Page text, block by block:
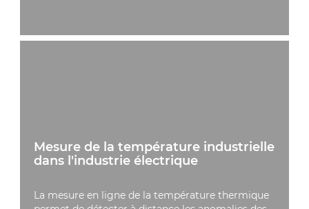
Mesure de la température industrielle
dans l'industrie électrique
La mesure en ligne de la température thermique